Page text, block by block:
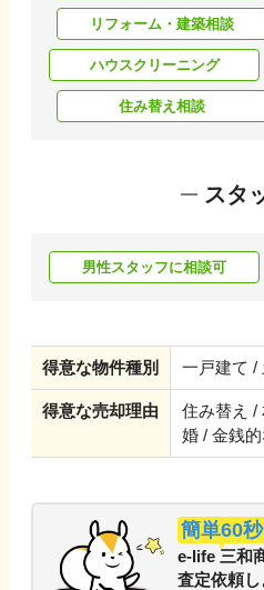
リフォーム・建築相談
ハウスクリーニング
住み替え相談
スタ
男性スタッフに相談可
得意な物件種別 一戸建て /
得意な売却理由
住み替え /
婚 / 金銭
簡単60秒
e-life 三和
査定依頼し